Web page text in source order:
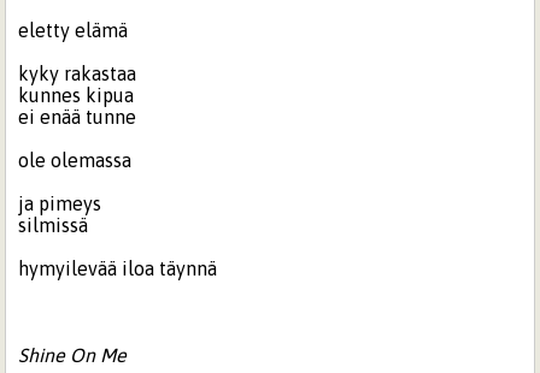
eletty elämä
kyky rakastaa
kunnes kipua
ei enää tunne
ole olemassa
ja pimeys
silmissä
hymyilevää iloa täynnä
Shine On Me